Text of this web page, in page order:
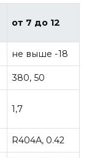
от 7 до 12
не выше -18
380, 50
1,7
R404A, 0.42